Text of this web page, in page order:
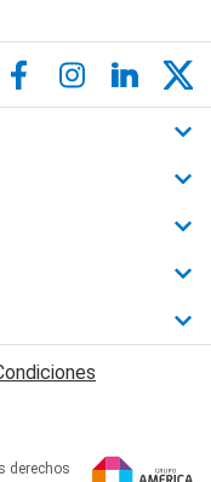
derechos